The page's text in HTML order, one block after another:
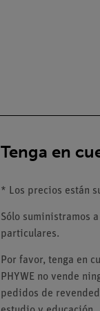
Tenga en
* Los precios están
Sólo suministramos
particulares.
Por favor, tenga en
PHYWE no vende
pedidos de